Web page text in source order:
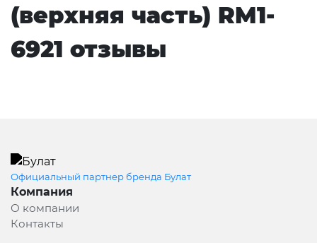
(верхняя часть) RM1-
6921 отзывы
Официальный партнер бренда Булат
Компания
О компании
Контакты